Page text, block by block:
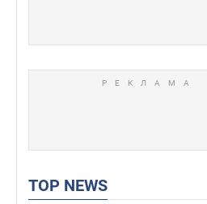
TOP NEWS